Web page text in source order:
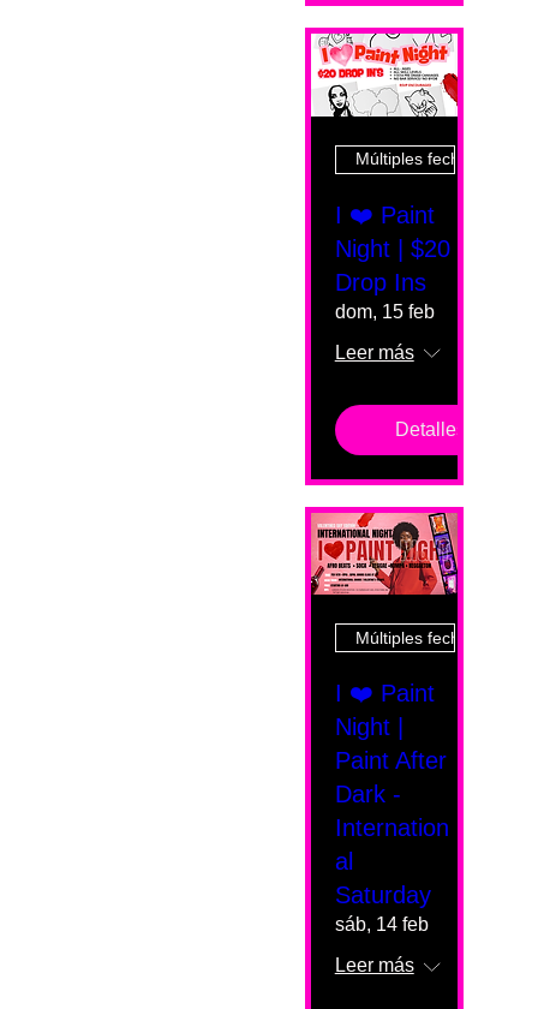
Múltiples fechas
I ❤️ Paint
Night | $20
Drop Ins
dom, 15 feb
Leer más
Detalles
Múltiples fechas
I ❤️ Paint
Night |
Paint After
Dark -
Internation
al
Saturday
sáb, 14 feb
Leer más